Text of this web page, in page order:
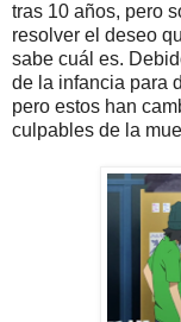
tras 10 años, pero
resolver el deseo
sabe cuál es.
de la infancia para
pero estos han
culpables de la